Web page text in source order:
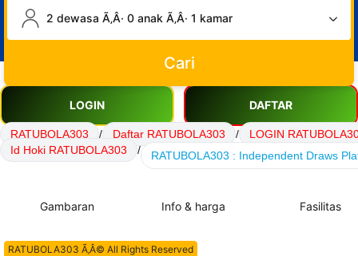
2 dewasa Ã‚Â· 0 anak Ã‚Â· 1 kamar
Cari
LOGIN DAFTAR
RATUBOLA303 / Daftar RATUBOLA303 /
LOGIN
Id Hoki RATUBOLA303
/ RATUBOLA303 : Independent Draws
Gambaran Info & harga Fasilitas
RATUBOLA303 Ã‚Â© All Rights Reserved